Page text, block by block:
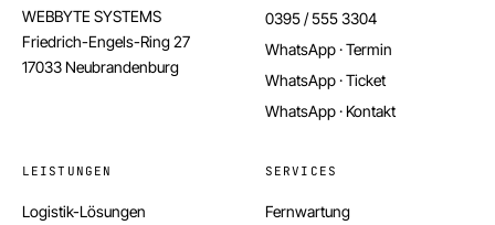
WEBBYTE SYSTEMS
Friedrich-Engels-Ring 27
17033 Neubrandenburg
0395 / 555 3304
WhatsApp · Termin
WhatsApp · Ticket
WhatsApp · Kontakt
LEISTUNGEN
Logistik-Lösungen
SERVICES
Fernwartung